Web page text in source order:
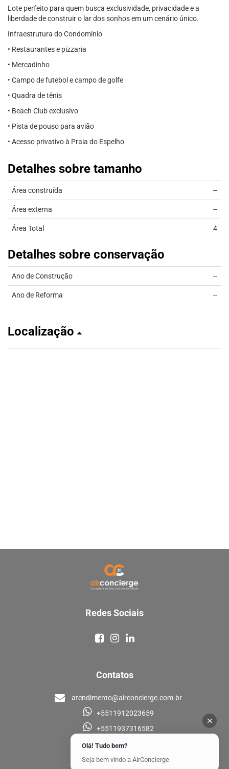
Lote perfeito para quem busca exclusividade, privacidade e a
liberdade de construir o lar dos sonhos em um cenário único.
Infraestrutura do Condomínio
• Restaurantes e pizzaria
• Mercadinho
• Campo de futebol e campo de golfe
• Quadra de tênis
• Beach Club exclusivo
• Pista de pouso para avião
• Acesso privativo à Praia do Espelho
Detalhes sobre tamanho
Área construída --
Área externa --
Área Total 4
Detalhes sobre conservação
Ano de Construção --
Ano de Reforma --
Localização
Redes Sociais
Contatos
atendimento@airconcierge.com.br
+5511912023659
+5511937316582
Olá! Tudo bem?
Seja bem vindo a AirConcierge